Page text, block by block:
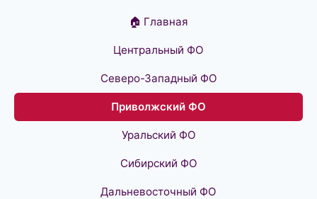
🏠 Главная
Центральный ФО
Северо-Западный ФО
Приволжский ФО
Уральский ФО
Сибирский ФО
Дальневосточный ФО